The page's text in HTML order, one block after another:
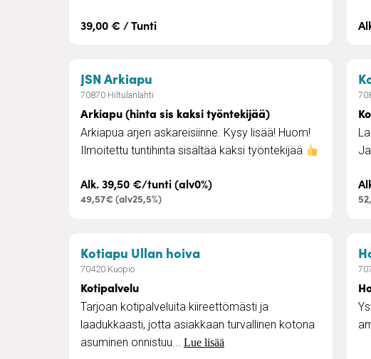
39,00 € / Tunti
JSN Arkiapu – Arkiapu (hinta sis kaksi
70870 Hiltulanlahti
Arkiapu (hinta sis kaksi työntekijää)
Arkiapua arjen askareisiinne. Kysy lisää! Huom!
Ilmoitettu tuntihinta sisältää kaksi työntekijää
Alk. 39,50 €/tunti (alv0%)
49,57€ (alv25,5%)
Kotiapu Ullan hoiva– Kotipalvelu
70420 Kuopio
Kotipalvelu
Tarjoan kotipalveluita kiireettömästi ja
laadukkaasti, jotta asiakkaan turvallinen kotona
asuminen onnistuu... Lue lisää